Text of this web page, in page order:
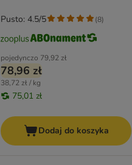
pojedynczo 79,92 zł
78,96 zł
38,72 zł / kg
75,01 zł
Pusto: 4.5/5 (8)
Dodaj do koszyka